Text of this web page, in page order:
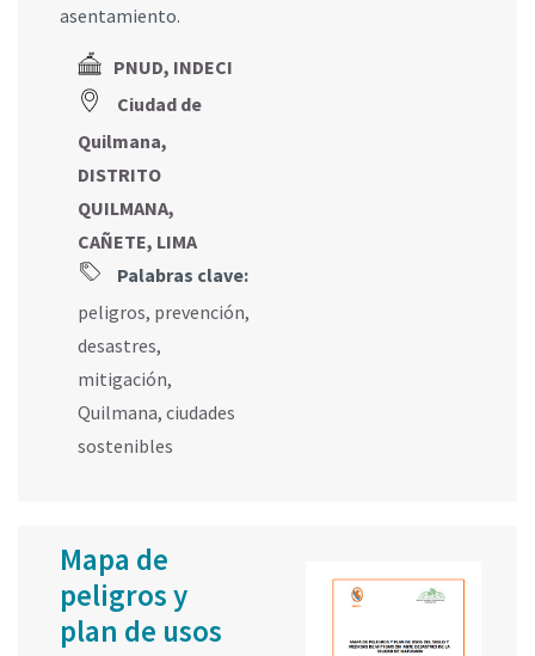
asentamiento.
PNUD, INDECI
Ciudad de
Quilmana,
DISTRITO
QUILMANA,
CAÑETE, LIMA
Palabras clave:
peligros, prevención,
desastres,
mitigación,
Quilmana, ciudades
sostenibles
Mapa de
peligros y
plan de usos